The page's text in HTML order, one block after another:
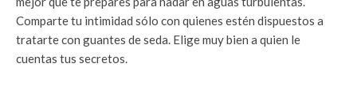
Comparte tu intimidad sólo con quienes estén dispuestos a
tratarte con guantes de seda. Elige muy bien a quien le
cuentas tus secretos.